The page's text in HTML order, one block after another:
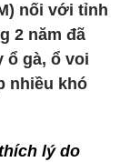
nối với tỉnh
2 năm đã
ổ gà, ổ voi
nhiều khó
lý do